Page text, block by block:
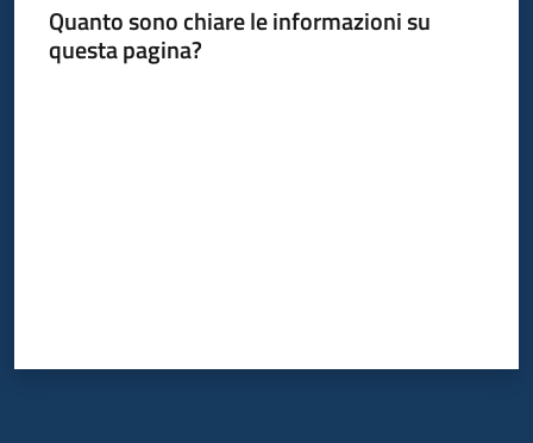
Quanto sono chiare le informazioni su
questa pagina?